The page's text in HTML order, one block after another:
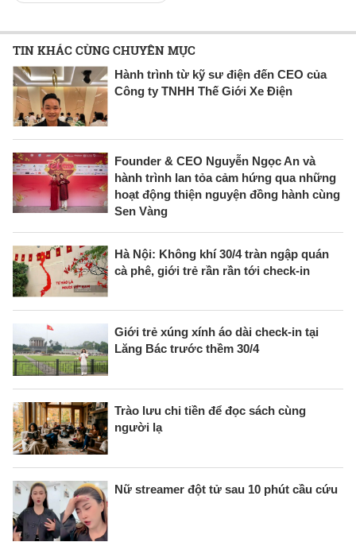
TIN KHÁC CÙNG CHUYÊN MỤC
Hành trình từ kỹ sư điện đến CEO của
Công ty TNHH Thế Giới Xe Điện
Founder & CEO Nguyễn Ngọc An và
hành trình lan tỏa cảm hứng qua những
hoạt động thiện nguyện đồng hành cùng
Sen Vàng
Hà Nội: Không khí 30/4 tràn ngập quán
cà phê, giới trẻ rần rần tới check-in
Giới trẻ xúng xính áo dài check-in tại
Lăng Bác trước thềm 30/4
Trào lưu chi tiền để đọc sách cùng
người lạ
Nữ streamer đột tử sau 10 phút cầu cứu